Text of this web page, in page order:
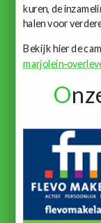
kuren, de
halen voor
Bekijk hier de
marjolein-
O